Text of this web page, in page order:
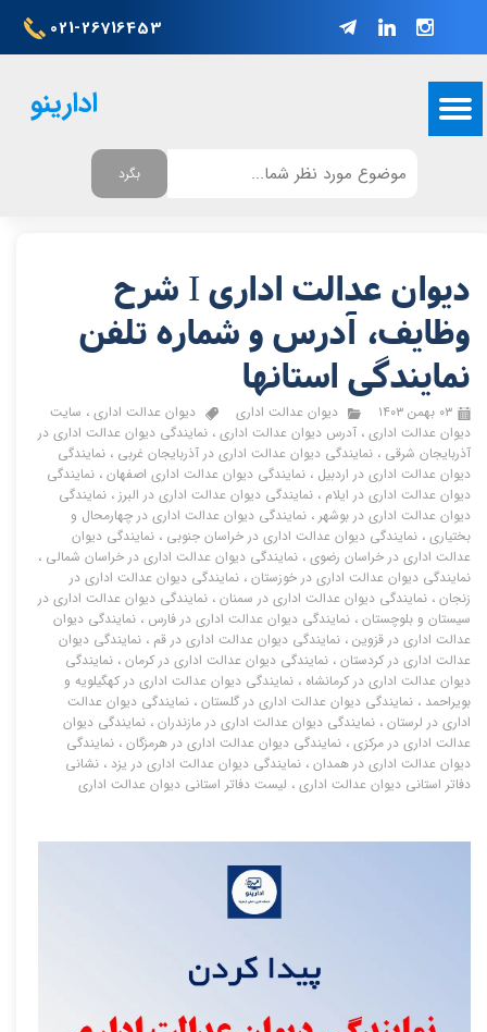
021-26716453
ادارینو
بگرد
دیوان عدالت اداری I شرح
وظایف، آدرس و شماره تلفن
نمایندگی استانها
۰۳ بهمن ۱۴۰۳ دیوان عدالت اداری دیوان عدالت اداری ، سایت
دیوان عدالت اداری ، آدرس دیوان عدالت اداری ، نمایندگی دیوان عدالت اداری در
آذربایجان شرقی ، نمایندگی دیوان عدالت اداری در آذربایجان غربی ، نمایندگی
دیوان عدالت اداری در اردبیل ، نمایندگی دیوان عدالت اداری اصفهان ، نمایندگی
دیوان عدالت اداری در ایلام ، نمایندگی دیوان عدالت اداری در البرز ، نمایندگی
دیوان عدالت اداری در بوشهر ، نمایندگی دیوان عدالت اداری در چهارمحال و
بختیاری ، نمایندگی دیوان عدالت اداری در خراسان جنوبی ، نمایندگی دیوان
عدالت اداری در خراسان رضوی ، نمایندگی دیوان عدالت اداری در خراسان شمالی ،
نمایندگی دیوان عدالت اداری در خوزستان ، نمایندگی دیوان عدالت اداری در
زنجان ، نمایندگی دیوان عدالت اداری در سمنان ، نمایندگی دیوان عدالت اداری در
سیستان و بلوچستان ، نمایندگی دیوان عدالت اداری در فارس ، نمایندگی دیوان
عدالت اداری در قزوین ، نمایندگی دیوان عدالت اداری در قم ، نمایندگی دیوان
عدالت اداری در کردستان ، نمایندگی دیوان عدالت اداری در کرمان ، نمایندگی
دیوان عدالت اداری در کرمانشاه ، نمایندگی دیوان عدالت اداری در کهگیلویه و
بویراحمد ، نمایندگی دیوان عدالت اداری در گلستان ، نمایندگی دیوان عدالت
اداری در لرستان ، نمایندگی دیوان عدالت اداری در مازندران ، نمایندگی دیوان
عدالت اداری در مرکزی ، نمایندگی دیوان عدالت اداری در هرمزگان ، نمایندگی
دیوان عدالت اداری در همدان ، نمایندگی دیوان عدالت اداری در یزد ، نشانی
دفاتر استانی دیوان عدالت اداری ، لیست دفاتر استانی دیوان عدالت اداری